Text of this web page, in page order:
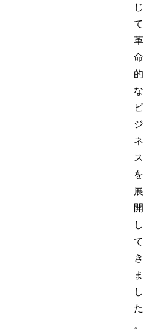
じ
て
革
命
的
な
ビ
ジ
ネ
ス
を
展
開
し
て
き
ま
し
た
。